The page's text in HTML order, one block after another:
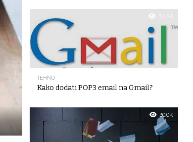
34.5K
TEHNO
Kako dodati POP3 email na Gmail?
30.0K